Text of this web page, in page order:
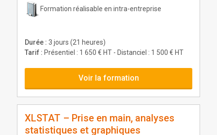
Formation réalisable en intra-entreprise
Durée : 3 jours (21 heures)
Tarif : Présentiel : 1 650 € HT - Distanciel : 1 500 € HT
Voir la formation
XLSTAT – Prise en main, analyses
statistiques et graphiques